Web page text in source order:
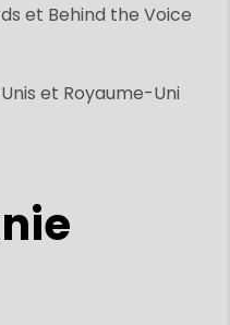
et Behind the Voice
et Royaume-Uni